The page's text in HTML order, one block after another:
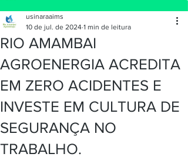
RIO AMAMBAI
AGROENERGIA ACREDITA
EM ZERO ACIDENTES E
INVESTE EM CULTURA DE
SEGURANÇA NO
TRABALHO.
usinaraaims
10 de jul. de 2024 1 min de leitura